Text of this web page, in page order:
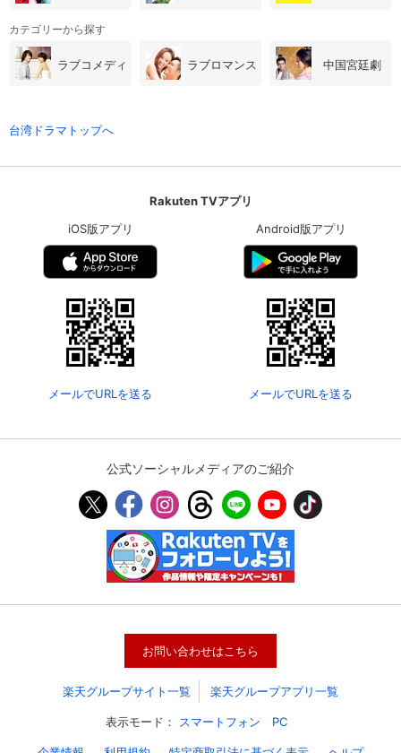
会員設定 会員情報 閉じる
ジットカード情報の変更が可能です。
決済方法変更 決済方法の変更が可能です。
カテゴリーから探す
ラブコメディ ラブロマンス 中国宮廷劇
台湾ドラマトップへ
Rakuten TVアプリ
iOS版アプリ
メールでURLを送る
Android版アプリ
メールでURLを送る
公式ソーシャルメディアのご紹介
お問い合わせはこちら
楽天グループサイト一覧 楽天グループアプリ一覧
表示モード： スマートフォン PC